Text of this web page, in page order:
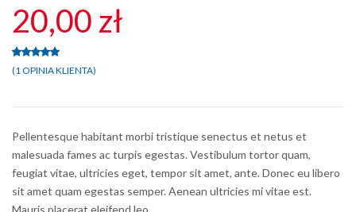
20,00 zł
Oceniony5.00na 5 na podstawie
1
(1OPINIA KLIENTA)
Pellentesque habitant morbi tristique senectus et netus et
malesuada fames ac turpis egestas. Vestibulum tortor quam,
feugiat vitae, ultricies eget, tempor sit amet, ante. Donec eu libero
sit amet quam egestas semper. Aenean ultricies mi vitae est.
Mauris placerat eleifend leo.